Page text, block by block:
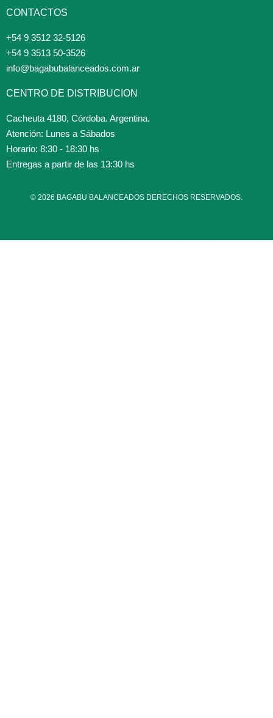
CONTACTOS
+54 9 3512 32-5126
+54 9 3513 50-3526
info@bagabubalanceados.com.ar
CENTRO DE DISTRIBUCION
Cacheuta 4180, Córdoba. Argentina.
Atención: Lunes a Sábados
Horario: 8:30 - 18:30 hs
Entregas a partir de las 13:30 hs
© 2026 BAGABU BALANCEADOS DERECHOS RESERVADOS.